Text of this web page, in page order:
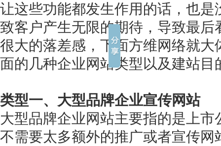
让这些功能都发生作用的话，也
致客户产生无限的期待，导致最
很大的落差感，下面方维网络就
面的几种企业网站类型以及建站目
类型一、大型品牌企业宣传网站
大型品牌企业网站主要指的是上
不需要太多额外的推广或者宣传